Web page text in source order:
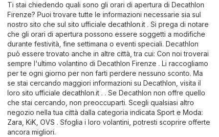
Ti stai chiedendo quali sono gli orari di apertura di Decathlon
Firenze? Puoi trovare tutte le informazioni necessarie sia sul
nostro sito che sul sito ufficiale decathlon.it . Si prega di notare
che gli orari di apertura possono essere soggetti a modifiche
durante festività, fine settimana o eventi speciali. Decathlon
può essere trovato anche in altre città, tra cui: Con noi troverai
sempre l'ultimo volantino di Decathlon Firenze . Li raccogliamo
per te ogni giorno per non farti perdere nessuno sconto. Ma
se stai cercando maggiori informazioni su Decathlon, visita il
loro sito ufficiale decathlon.it . . Se Decathlon non offre quello
che stai cercando, non preoccuparti. Scegli qualsiasi altro
negozio nella tua città dalla categoria indicata Sport e Moda:
Zara KiK OVS . Sfoglia i loro volantini, potresti scoprire offerte
ancora migliori.